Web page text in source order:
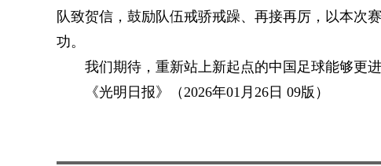
队致贺信，鼓励队伍戒骄戒躁、再接再厉，以本次
功。
我们期待，重新站上新起点的中国足球能够更进
《光明日报》（2026年01月26日 09版）